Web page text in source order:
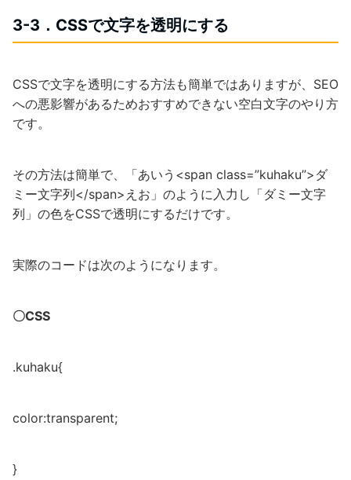
3-3．CSSで文字を透明にする
CSSで文字を透明にする方法も簡単ではありますが、SEO
への悪影響があるためおすすめできない空白文字のやり方
です。
その方法は簡単で、「あいう<span class=”kuhaku”>ダ
ミー文字列</span>えお」のように入力し「ダミー文字
列」の色をCSSで透明にするだけです。
実際のコードは次のようになります。
〇CSS
.kuhaku{
color:transparent;
}